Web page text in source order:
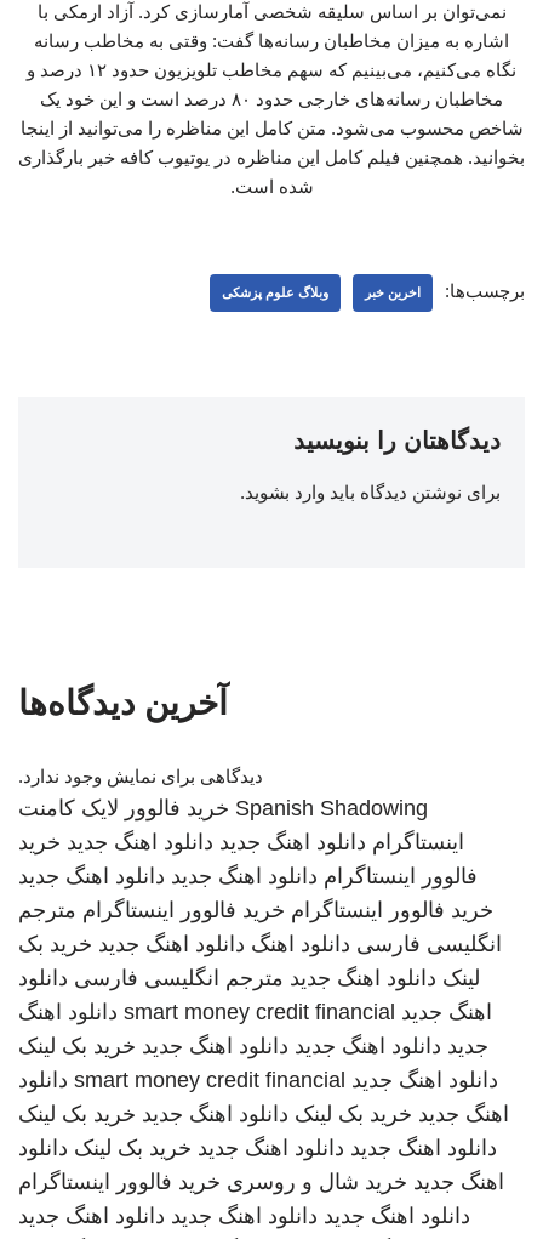
نمی‌توان بر اساس سلیقه شخصی آمارسازی کرد. آزاد ارمکی با
اشاره به میزان مخاطبان رسانه‌ها گفت: وقتی به مخاطب رسانه
نگاه می‌کنیم، می‌بینیم که سهم مخاطب تلویزیون حدود ۱۲ درصد و
مخاطبان رسانه‌های خارجی حدود ۸۰ درصد است و این خود یک
شاخص محسوب می‌شود. متن کامل این مناظره را می‌توانید از اینجا
بخوانید. همچنین فیلم کامل این مناظره در یوتیوب کافه خبر بارگذاری
شده است.
برچسب‌ها: اخرین خبر وبلاگ علوم پزشکی
دیدگاهتان را بنویسید
برای نوشتن دیدگاه باید وارد بشوید.
آخرین دیدگاه‌ها
دیدگاهی برای نمایش وجود ندارد.
Spanish Shadowing خرید فالوور لایک کامنت
اینستاگرام دانلود اهنگ جدید دانلود اهنگ جدید خرید
فالوور اینستاگرام دانلود اهنگ جدید دانلود اهنگ جدید
خرید فالوور اینستاگرام خرید فالوور اینستاگرام مترجم
انگلیسی فارسی دانلود اهنگ دانلود اهنگ جدید خرید بک
لینک دانلود اهنگ جدید مترجم انگلیسی فارسی دانلود
اهنگ جدید smart money credit financial دانلود اهنگ
جدید دانلود اهنگ جدید دانلود اهنگ جدید خرید بک لینک
دانلود اهنگ جدید smart money credit financial دانلود
اهنگ جدید خرید بک لینک دانلود اهنگ جدید خرید بک لینک
دانلود اهنگ جدید دانلود اهنگ جدید خرید بک لینک دانلود
اهنگ جدید خرید شال و روسری خرید فالوور اینستاگرام
دانلود اهنگ جدید دانلود اهنگ جدید دانلود اهنگ جدید